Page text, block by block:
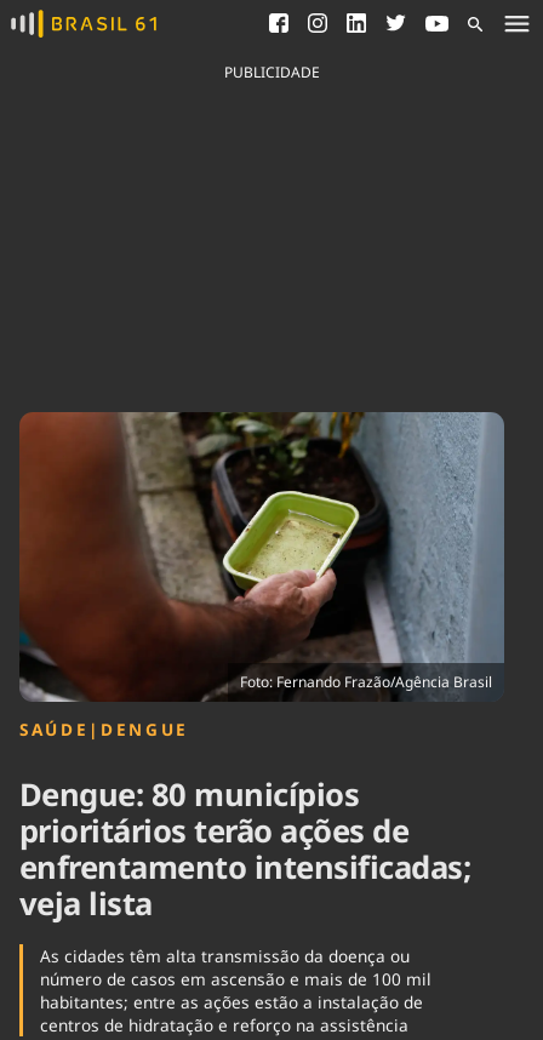
Ver todas as notícias
Saneamento
Indicadores
Comportamento
Cultura
Economia
Educação
Infraestrutura
Internacional
Meio Ambiente
Podcast
Política
Saúde
Tempo
PUBLICIDADE
Foto: Fernando Frazão/Agência Brasil
SAÚDE | DENGUE
Dengue: 80 municípios
prioritários terão ações de
enfrentamento intensificadas;
veja lista
As cidades têm alta transmissão da doença ou
número de casos em ascensão e mais de 100 mil
habitantes; entre as ações estão a instalação de
centros de hidratação e reforço na assistência